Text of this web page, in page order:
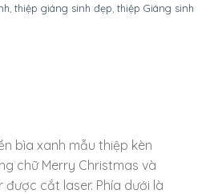
thiệp giáng sinh đẹp thiệp Giáng sinh
bìa xanh mẫu thiệp kèn
chữ Merry Christmas và
được cắt laser. Phía dưới là